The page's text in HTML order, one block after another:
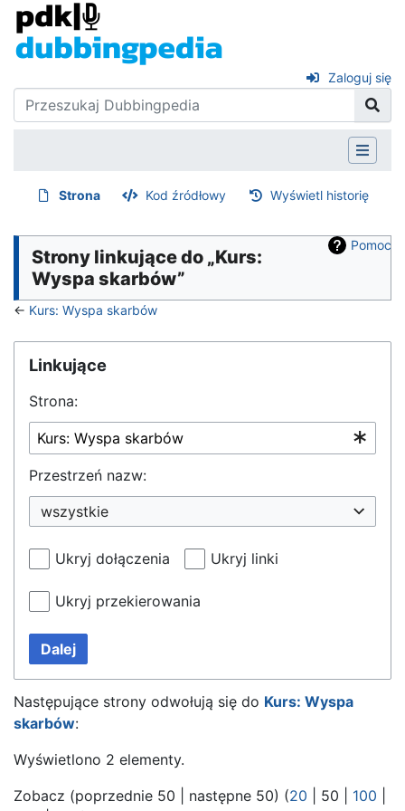
Zaloguj się
Strona Kod źródłowy Wyświetl historię
Pomoc
Strony linkujące do „Kurs:
Wyspa skarbów”
← Kurs: Wyspa skarbów
Linkujące
Strona:
Przestrzeń nazw:
wszystkie
Ukryj dołączenia Ukryj linki
Ukryj przekierowania
Dalej
Następujące strony odwołują się do Kurs: Wyspa
skarbów:
Wyświetlono 2 elementy.
Zobacz (poprzednie 50 następne 50) (20 50 100